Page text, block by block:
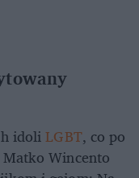
idoliLGBT, co po
Wincento